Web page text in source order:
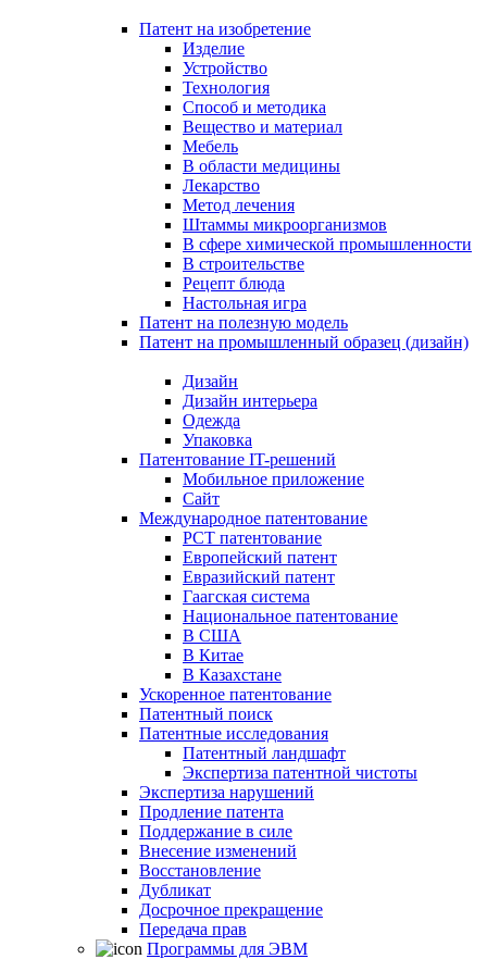
Патент на изобретение
Изделие
Устройство
Технология
Способ и методика
Вещество и материал
Мебель
В области медицины
Лекарство
Метод лечения
Штаммы микроорганизмов
В сфере химической промышленности
В строительстве
Рецепт блюда
Настольная игра
Патент на полезную модель
Патент на промышленный образец (дизайн)
Дизайн
Дизайн интерьера
Одежда
Упаковка
Патентование IT-решений
Мобильное приложение
Сайт
Международное патентование
PCT патентование
Европейский патент
Евразийский патент
Гаагская система
Национальное патентование
В США
В Китае
В Казахстане
Ускоренное патентование
Патентный поиск
Патентные исследования
Патентный ландшафт
Экспертиза патентной чистоты
Экспертиза нарушений
Продление патента
Поддержание в силе
Внесение изменений
Восстановление
Дубликат
Досрочное прекращение
Передача прав
Программы для ЭВМ